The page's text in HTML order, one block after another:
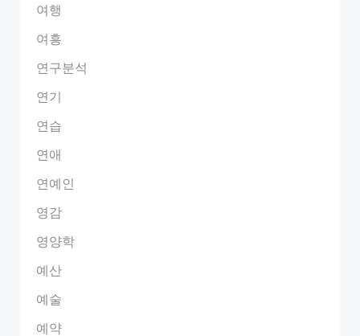
여행
여흥
연구분석
연기
연습
연애
연예인
영감
영양학
예산
예술
예약